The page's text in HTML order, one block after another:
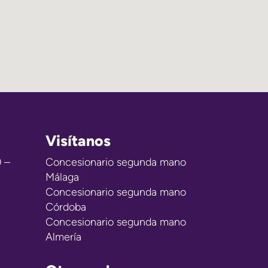
–
Visítanos
Concesionario segunda mano
Málaga
Concesionario segunda mano
Córdoba
Concesionario segunda mano
Almería